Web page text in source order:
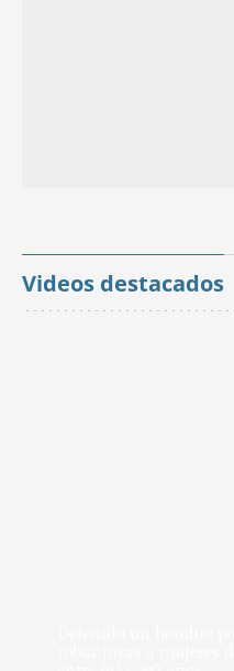
Videos destacados